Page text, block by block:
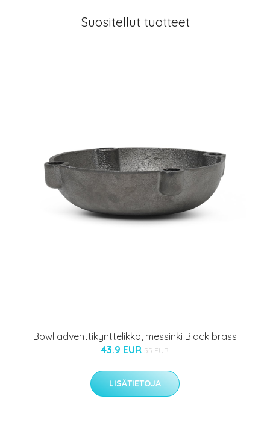
Suositellut tuotteet
Bowl adventtikynttelikkö, messinki Black brass
43.9 EUR 55 EUR
LISÄTIETOJA